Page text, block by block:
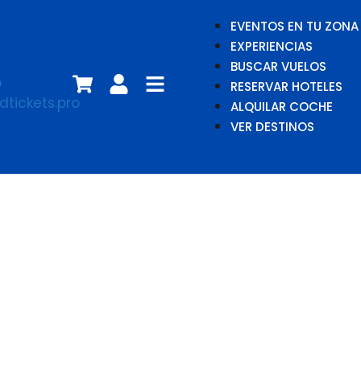
EVENTOS EN TU ZONA
EXPERIENCIAS
BUSCAR VUELOS
RESERVAR HOTELES
ALQUILAR COCHE
VER DESTINOS